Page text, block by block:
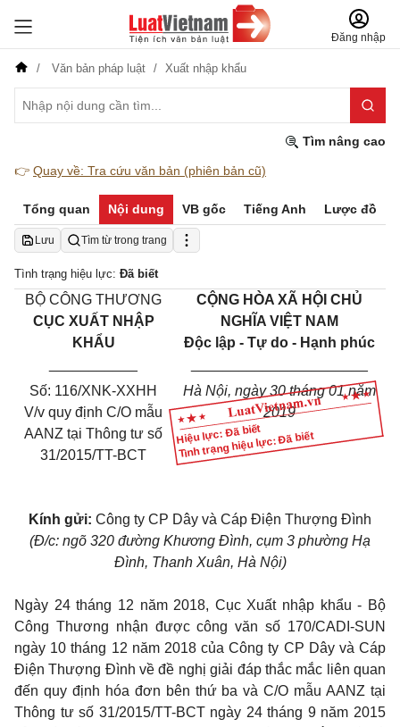
Đăng nhập
Văn bản pháp luật Xuất nhập khẩu
Tìm nâng cao
👉 Quay về: Tra cứu văn bản (phiên bản cũ)
Tổng quan Nội dung VB gốc Tiếng Anh Lược đồ
Lưu Tìm từ trong trang
Tình trạng hiệu lực: Đã biết
Hiệu lực: Đã biết
Tình trạng hiệu lực: Đã biết
BỘ CÔNG THƯƠNG
CỤC XUẤT NHẬP
KHẨU
Số: 116/XNK-XXHH
V/v quy định C/O mẫu
AANZ tại Thông tư số
31/2015/TT-BCT
CỘNG HÒA XÃ HỘI CHỦ
NGHĨA VIỆT NAM
Độc lập - Tự do - Hạnh phúc
Hà Nội, ngày 30 tháng 01 năm
2019
Kính gửi: Công ty CP Dây và Cáp Điện Thượng Đình
(Đ/c: ngõ 320 đường Khương Đình, cụm 3 phường Hạ
Đình, Thanh Xuân, Hà Nội)
Ngày 24 tháng 12 năm 2018, Cục Xuất nhập khẩu - Bộ
Công Thương nhận được công văn số 170/CADI-SUN
ngày 10 tháng 12 năm 2018 của Công ty CP Dây và Cáp
Điện Thượng Đình về đề nghị giải đáp thắc mắc liên quan
đến quy định hóa đơn bên thứ ba và C/O mẫu AANZ tại
Thông tư số 31/2015/TT-BCT ngày 24 tháng 9 năm 2015